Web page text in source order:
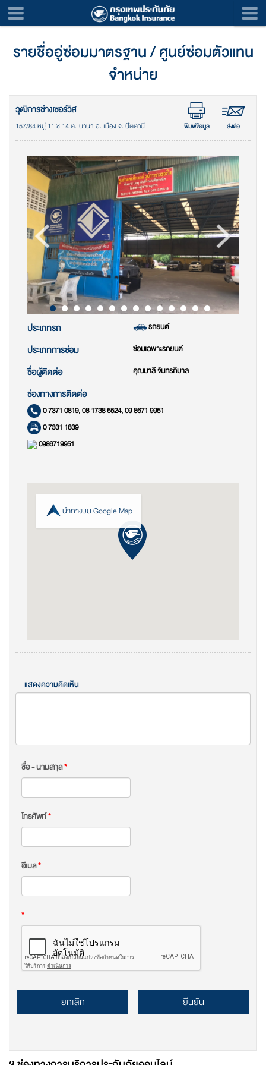
รายชื่ออู่ซ่อมมาตรฐาน / ศูนย์ซ่อมตัวแทน
จำหน่าย
วุฒิการช่างเซอร์วิส
157/84 หมู่ 11 ซ.14 ต. บานา อ. เมือง จ. ปัตตานี พิมพ์ข้อมูล ส่งต่อ
ประเภทรถ รถยนต์
ประเภทการซ่อม ซ่อมเฉพาะรถยนต์
ชื่อผู้ติดต่อ คุณมาลี จันทรภิบาล
ช่องทางการติดต่อ
0 7371 0819, 08 1738 6524, 09 8671 9951
0 7331 1839
0986719951
นำทางบน Google Map
แสดงความคิดเห็น
ชื่อ - นามสกุล*
โทรศัพท์*
อีเมล*
*
ยกเลิก ยืนยัน